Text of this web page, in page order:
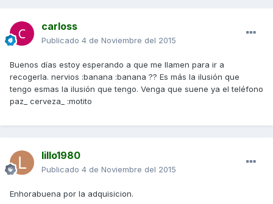
carloss
Publicado 4 de Noviembre del 2015
Buenos días estoy esperando a que me llamen para ir a
recogerla. nervios :banana :banana ?? Es más la ilusión que
tengo esmas la ilusión que tengo. Venga que suene ya el teléfono
paz_ cerveza_ :motito
lillo1980
Publicado 4 de Noviembre del 2015
Enhorabuena por la adquisicion.